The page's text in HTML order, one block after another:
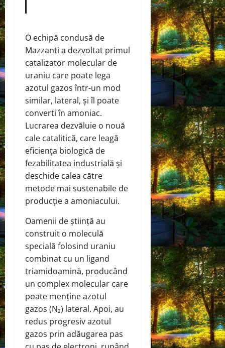
O echipă condusă de
Mazzanti a dezvoltat primul
catalizator molecular de
uraniu care poate lega
azotul gazos într-un mod
similar, lateral, și îl poate
converti în amoniac.
Lucrarea dezvăluie o nouă
cale catalitică, care leagă
eficiența biologică de
fezabilitatea industrială și
deschide calea către
metode mai sustenabile de
producție a amoniacului.
Oamenii de știință au
construit o moleculă
specială folosind uraniu
combinat cu un ligand
triamidoamină, producând
un complex molecular care
poate menține azotul
gazos (N₂) lateral. Apoi, au
redus progresiv azotul
gazos prin adăugarea pas